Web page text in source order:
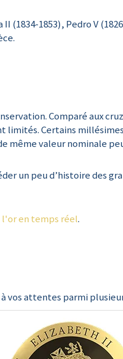
(1834-1853), Pedro V
Comparé aux
limités. Certains
valeur nominale
un peu d’histoire des
l'or en temps réel.
vos attentes parmi